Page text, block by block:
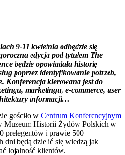
9-11 kwietnia odbędzie się
edycja pod tytułem The
będzie opowiadała historię
poprzez identyfikowanie potrzeb,
Konferencja kierowana jest do
marketingu, e-commerce, user
informacji…
gościło w Centrum Konferencyjnym
Muzeum Historii Żydów Polskich w
prelegentów i prawie 500
dni będą dzielić się wiedzą jak
lojalność klientów.